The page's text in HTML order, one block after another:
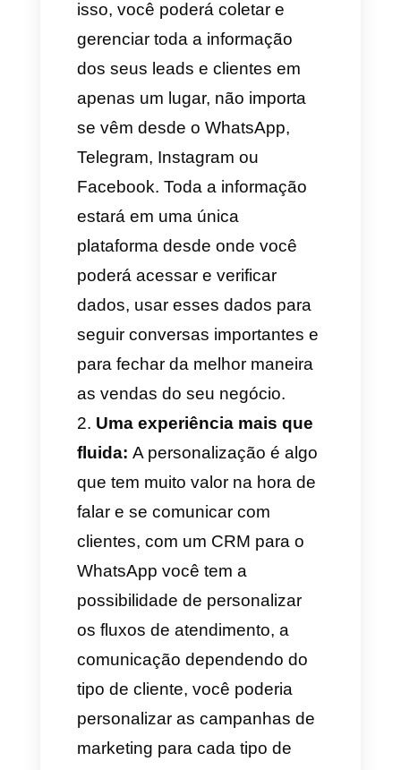
possa realizar promoções e
enviar informação de forma
estratégica.
Benefícios de utilizar uma
ferramenta CRM do
WhatsApp
Se você está pensando em
implantar um CRM para o
WhatsApp no seu negócio, aqui
explicamos porque é
definitivamente uma boa ideia:
Todos os dados dos seus
clientes em um só lugar:
isso, você poderá coletar e
gerenciar toda a informação
dos seus leads e clientes em
apenas um lugar, não importa
se vêm desde o WhatsApp,
Telegram, Instagram ou